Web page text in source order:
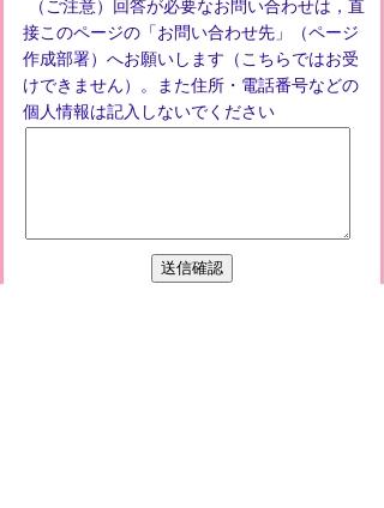
（ご注意）回答が必要なお問い合わせは，直
接このページの「お問い合わせ先」（ページ
作成部署）へお願いします（こちらではお受
けできません）。また住所・電話番号などの
個人情報は記入しないでください